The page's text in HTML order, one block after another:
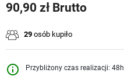
90,90 zł Brutto
29 osób kupiło
info_outline Przybliżony czas realizacji: 48h